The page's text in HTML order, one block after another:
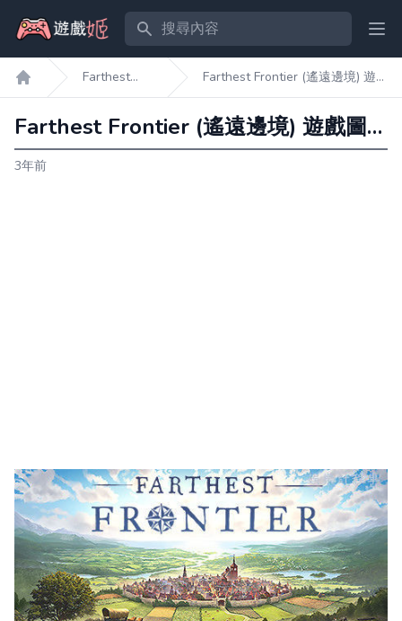
搜尋內容
遊戲姬首頁
Farthest
Frontier
Farthest Frontier (遙遠邊境) 遊
戲圖文攻略
Farthest Frontier (遙遠邊境) 遊戲圖文攻略
3年前